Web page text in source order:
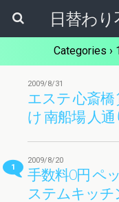
Categories ›
2009/8/31
エステ 心斎橋
け 南船場 人
1
2009/8/20
手数料0円 ペ
ステムキッチ